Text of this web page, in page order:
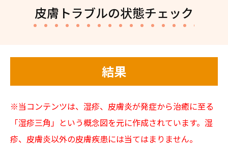
皮膚トラブルの状態チェック
結果
※当コンテンツは、湿疹、皮膚炎が発症から治癒に至る
「湿疹三角」という概念図を元に作成されています。湿
疹、皮膚炎以外の皮膚疾患には当てはまりません。